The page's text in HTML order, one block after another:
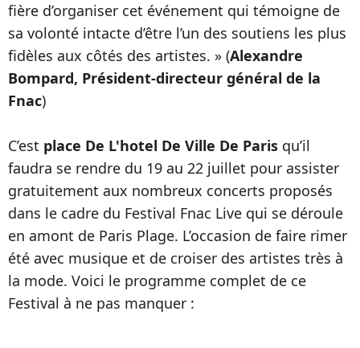
fière d’organiser cet événement qui témoigne de
sa volonté intacte d’être l’un des soutiens les plus
fidèles aux côtés des artistes. » (Alexandre
Bompard, Président-directeur général de la
Fnac)
C’est place De L'hotel De Ville De Paris qu’il
faudra se rendre du 19 au 22 juillet pour assister
gratuitement aux nombreux concerts proposés
dans le cadre du Festival Fnac Live qui se déroule
en amont de Paris Plage. L’occasion de faire rimer
été avec musique et de croiser des artistes très à
la mode. Voici le programme complet de ce
Festival à ne pas manquer :